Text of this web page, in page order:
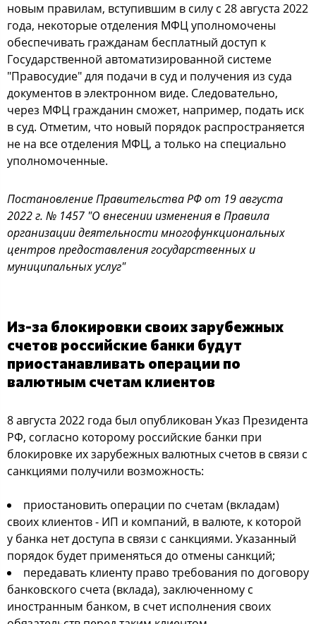
новым правилам, вступившим в силу с 28 августа 2022
года, некоторые отделения МФЦ уполномочены
обеспечивать гражданам бесплатный доступ к
Государственной автоматизированной системе
"Правосудие" для подачи в суд и получения из суда
документов в электронном виде. Следовательно,
через МФЦ гражданин сможет, например, подать иск
в суд. Отметим, что новый порядок распространяется
не на все отделения МФЦ, а только на специально
уполномоченные.
Постановление Правительства РФ от 19 августа
2022 г. № 1457 "О внесении изменения в Правила
организации деятельности многофункциональных
центров предоставления государственных и
муниципальных услуг"
Из-за блокировки своих зарубежных
счетов российские банки будут
приостанавливать операции по
валютным счетам клиентов
8 августа 2022 года был опубликован Указ Президента
РФ, согласно которому российские банки при
блокировке их зарубежных валютных счетов в связи с
санкциями получили возможность:
приостановить операции по счетам (вкладам)
своих клиентов - ИП и компаний, в валюте, к которой
у банка нет доступа в связи с санкциями. Указанный
порядок будет применяться до отмены санкций;
передавать клиенту право требования по договору
банковского счета (вклада), заключенному с
иностранным банком, в счет исполнения своих